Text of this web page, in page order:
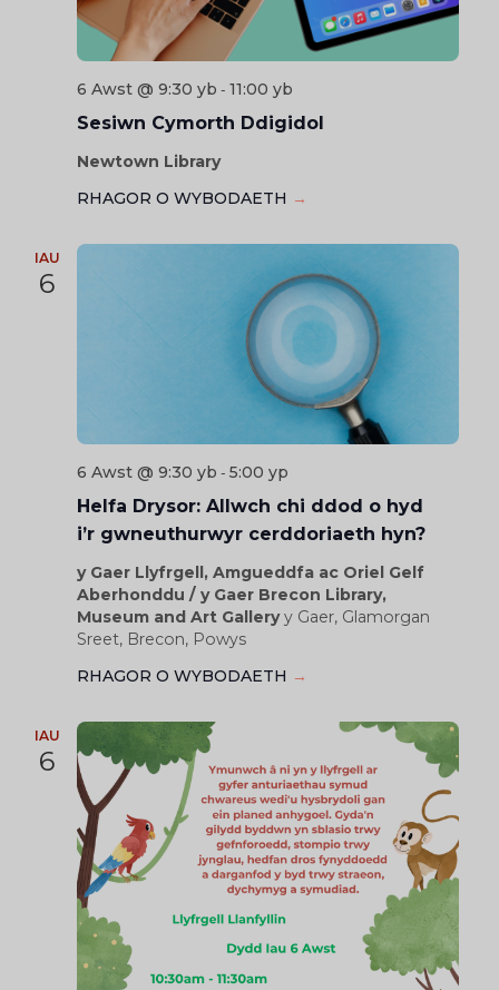
6 Awst @ 9:30 yb - 11:00 yb
Sesiwn Cymorth Ddigidol
Newtown Library
RHAGOR O WYBODAETH →
IAU
6
6 Awst @ 9:30 yb - 5:00 yp
Helfa Drysor: Allwch chi ddod o hyd
i’r gwneuthurwyr cerddoriaeth hyn?
y Gaer Llyfrgell, Amgueddfa ac Oriel Gelf
Aberhonddu / y Gaer Brecon Library,
Museum and Art Galleryy Gaer, Glamorgan
Sreet, Brecon, Powys
RHAGOR O WYBODAETH →
IAU
6